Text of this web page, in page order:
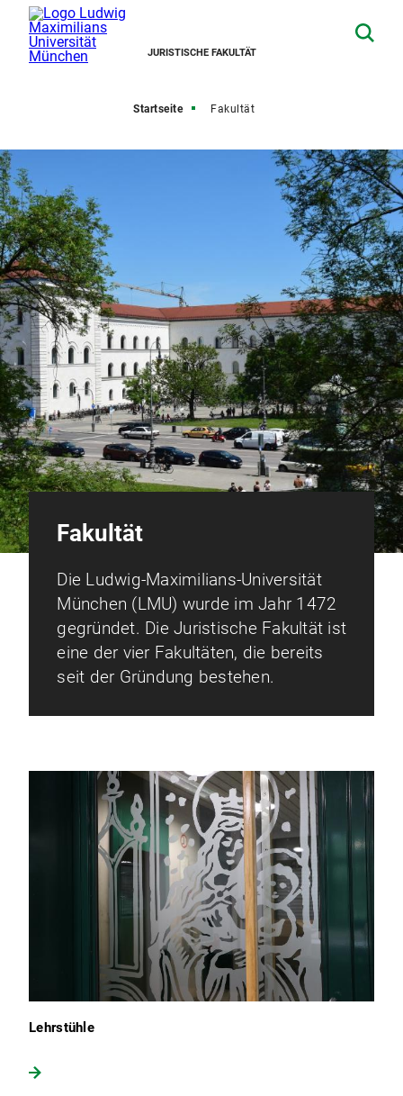
JURISTISCHE FAKULTÄT
Startseite Fakultät
Fakultät
Die Ludwig-Maximilians-Universität
München (LMU) wurde im Jahr 1472
gegründet. Die Juristische Fakultät ist
eine der vier Fakultäten, die bereits
seit der Gründung bestehen.
Lehrstühle